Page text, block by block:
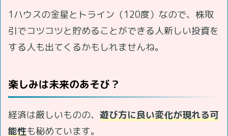
1ハウスの金星とトライン（120度）なので、株取
引でコツコツと貯めることができる人新しい投資を
する人も出てくるかもしれませんね。
楽しみは未来のあそび？
経済は厳しいものの、 遊び方に良い変化が現れる可
能性も秘めています。